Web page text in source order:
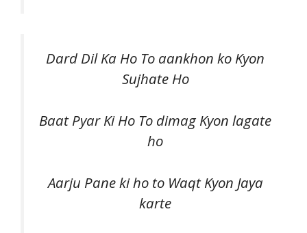
Dard Dil Ka Ho To aankhon ko Kyon
Sujhate Ho
Baat Pyar Ki Ho To dimag Kyon lagate
ho
Aarju Pane ki ho to Waqt Kyon Jaya
karte